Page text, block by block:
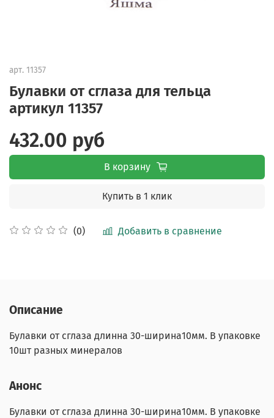
арт. 11357
Булавки от сглаза для тельца
артикул 11357
(0) Добавить в сравнение
432.00 руб
В корзину
Купить в 1 клик
Описание
Булавки от сглаза длинна 30-ширина10мм. В упаковке
10шт разных минералов
Анонс
Булавки от сглаза длинна 30-ширина10мм. В упаковке